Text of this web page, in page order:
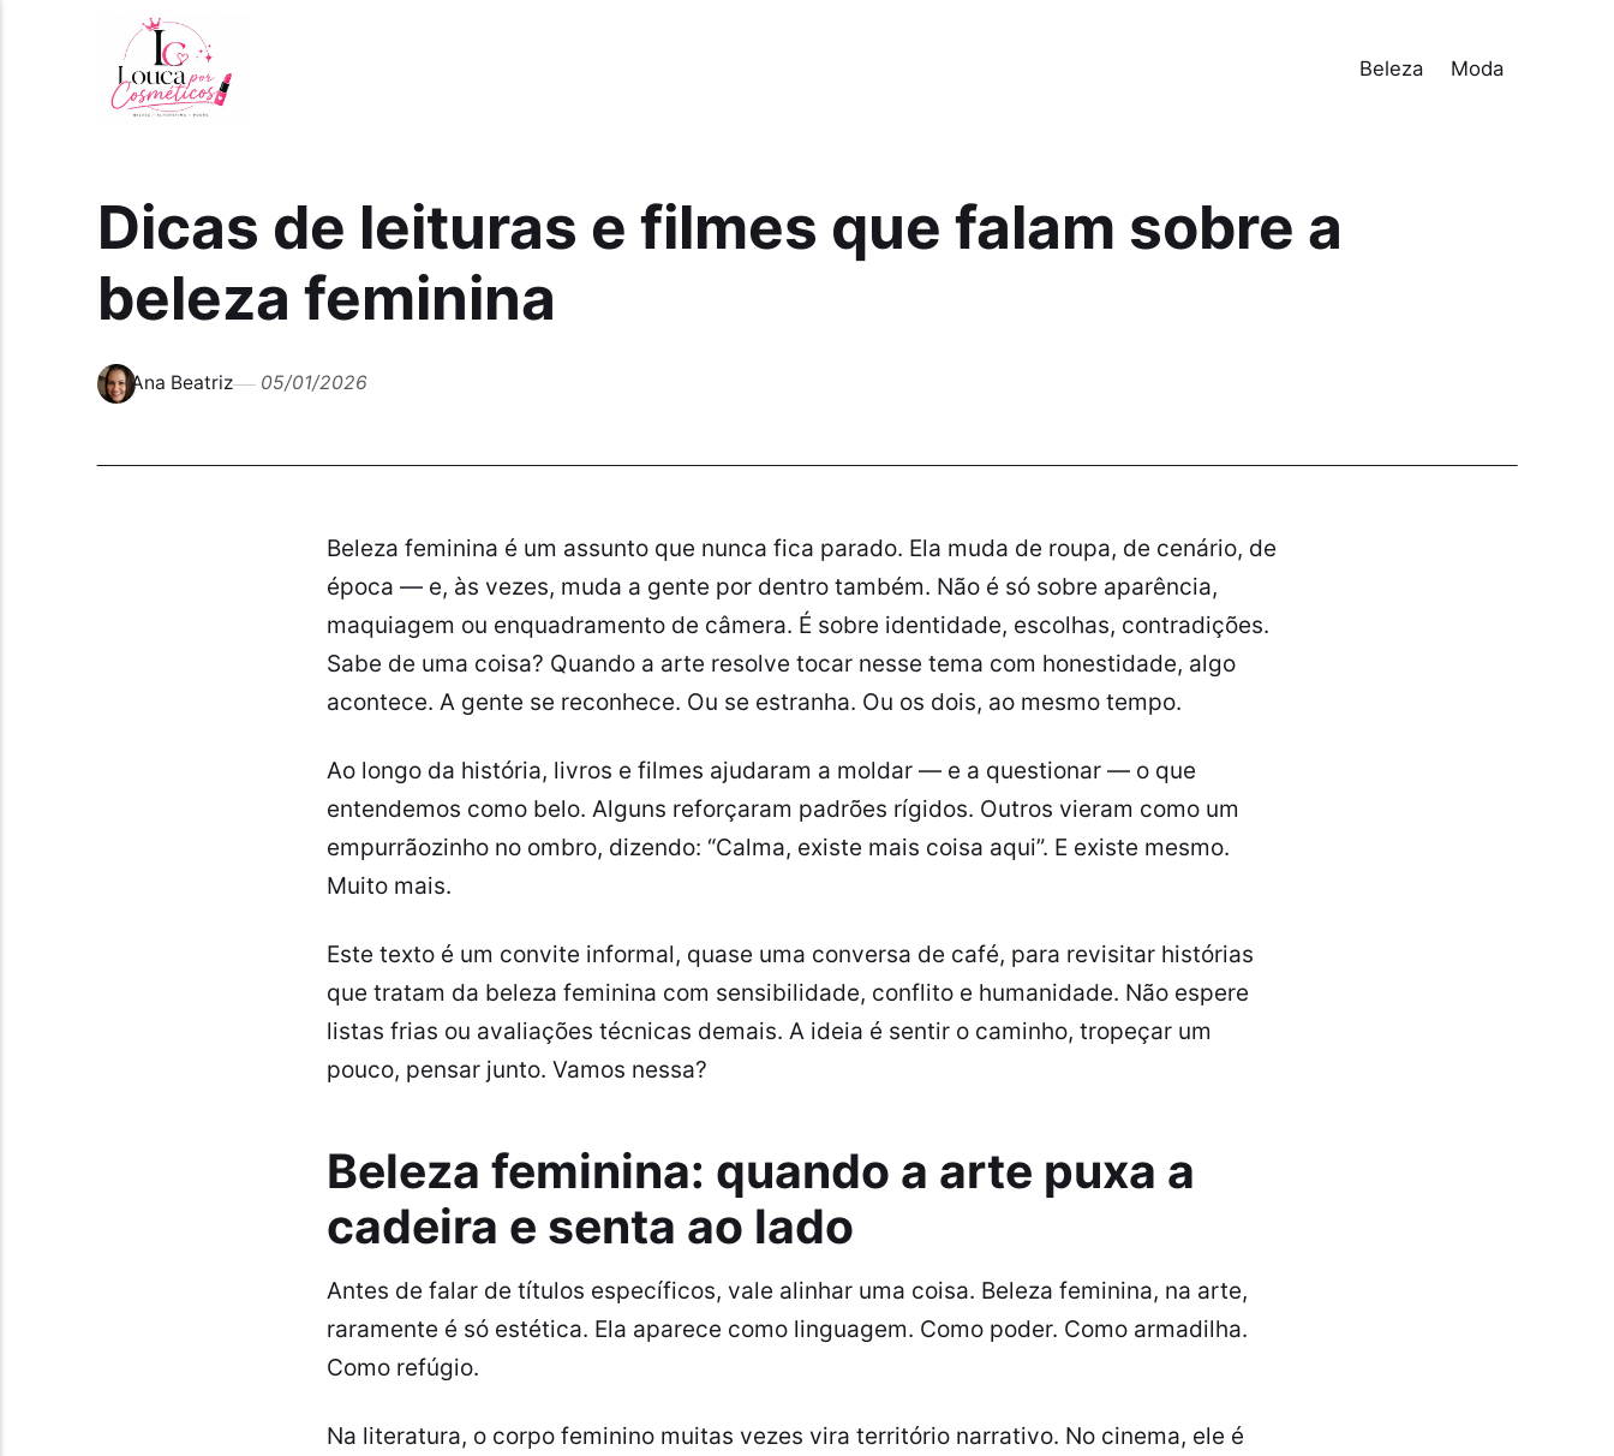
Beleza Moda
Dicas de leituras e filmes que falam sobre a
beleza feminina
Ana Beatriz 05/01/2026
Beleza feminina é um assunto que nunca fica parado. Ela muda de roupa, de cenário, de
época — e, às vezes, muda a gente por dentro também. Não é só sobre aparência,
maquiagem ou enquadramento de câmera. É sobre identidade, escolhas, contradições.
Sabe de uma coisa? Quando a arte resolve tocar nesse tema com honestidade, algo
acontece. A gente se reconhece. Ou se estranha. Ou os dois, ao mesmo tempo.
Ao longo da história, livros e filmes ajudaram a moldar — e a questionar — o que
entendemos como belo. Alguns reforçaram padrões rígidos. Outros vieram como um
empurrãozinho no ombro, dizendo: “Calma, existe mais coisa aqui”. E existe mesmo.
Muito mais.
Este texto é um convite informal, quase uma conversa de café, para revisitar histórias
que tratam da beleza feminina com sensibilidade, conflito e humanidade. Não espere
listas frias ou avaliações técnicas demais. A ideia é sentir o caminho, tropeçar um
pouco, pensar junto. Vamos nessa?
Beleza feminina: quando a arte puxa a
cadeira e senta ao lado
Antes de falar de títulos específicos, vale alinhar uma coisa. Beleza feminina, na arte,
raramente é só estética. Ela aparece como linguagem. Como poder. Como armadilha.
Como refúgio.
Na literatura, o corpo feminino muitas vezes vira território narrativo. No cinema, ele é